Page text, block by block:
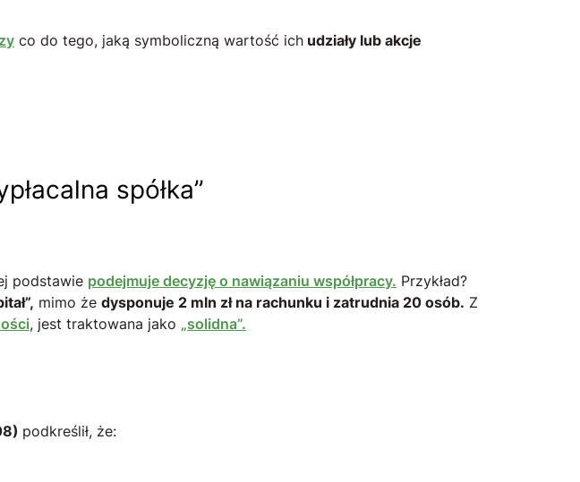
co do tego, jaką symboliczną wartość ich udziały lub akcje
spółka”
podstawie podejmuje decyzję o nawiązaniu współpracy. Przykład?
mimo że dysponuje 2 mln zł na rachunku i zatrudnia 20 osób. Z
, jest traktowana jako „solidna”.
podkreślił, że: